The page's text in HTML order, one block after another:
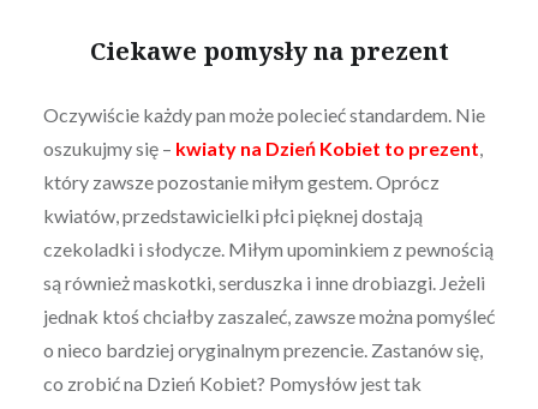
Ciekawe pomysły na prezent
Oczywiście każdy pan może polecieć standardem. Nie
oszukujmy się – kwiaty na Dzień Kobiet to prezent,
który zawsze pozostanie miłym gestem. Oprócz
kwiatów, przedstawicielki płci pięknej dostają
czekoladki i słodycze. Miłym upominkiem z pewnością
są również maskotki, serduszka i inne drobiazgi. Jeżeli
jednak ktoś chciałby zaszaleć, zawsze można pomyśleć
o nieco bardziej oryginalnym prezencie. Zastanów się,
co zrobić na Dzień Kobiet? Pomysłów jest tak